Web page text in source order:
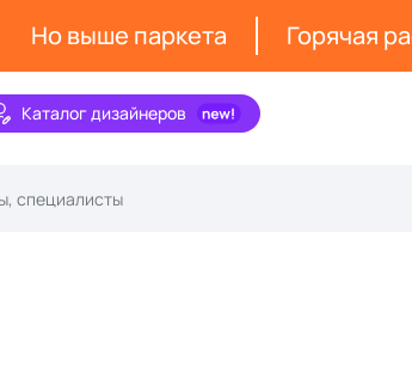
Но выше паркета Горячая
Каталог дизайнеров